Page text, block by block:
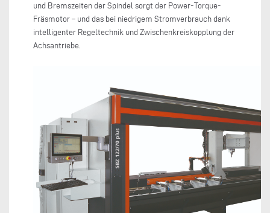
und Bremszeiten der Spindel sorgt der Power-Torque-
Fräsmotor – und das bei niedrigem Stromverbrauch dank
intelligenter Regeltechnik und Zwischenkreiskopplung der
Achsantriebe.